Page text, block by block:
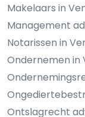
Makelaars in
Management
Notarissen in
Ondernemen in
Ontslagrecht